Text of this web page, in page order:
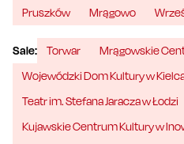
Pruszków
Mrągowo
Sale: Torwar
Mrągowskie
Wojewódzki Dom Kultury w
Teatr im. Stefana Jaracza w Łodzi
Kujawskie Centrum Kultury w